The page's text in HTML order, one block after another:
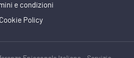
e condizioni
Cookie Policy